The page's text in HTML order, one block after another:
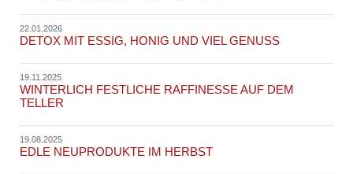
22.01.2026
DETOX MIT ESSIG, HONIG UND VIEL GENUSS
19.11.2025
WINTERLICH FESTLICHE RAFFINESSE AUF DEM
TELLER
19.08.2025
EDLE NEUPRODUKTE IM HERBST